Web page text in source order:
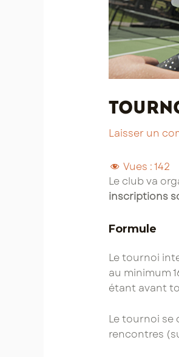
Laisser un
Vues :142
Le club va
inscriptions
Formule
Le tournoi
au minimum
étant avant
Le tournoi se
rencontres